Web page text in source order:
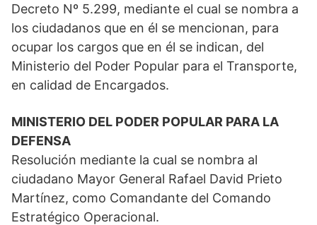
Decreto Nº 5.299, mediante el cual se nombra a
los ciudadanos que en él se mencionan, para
ocupar los cargos que en él se indican, del
Ministerio del Poder Popular para el Transporte,
en calidad de Encargados.
MINISTERIO DEL PODER POPULAR PARA LA
DEFENSA
Resolución mediante la cual se nombra al
ciudadano Mayor General Rafael David Prieto
Martínez, como Comandante del Comando
Estratégico Operacional.